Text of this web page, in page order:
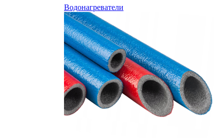
Водонагреватели